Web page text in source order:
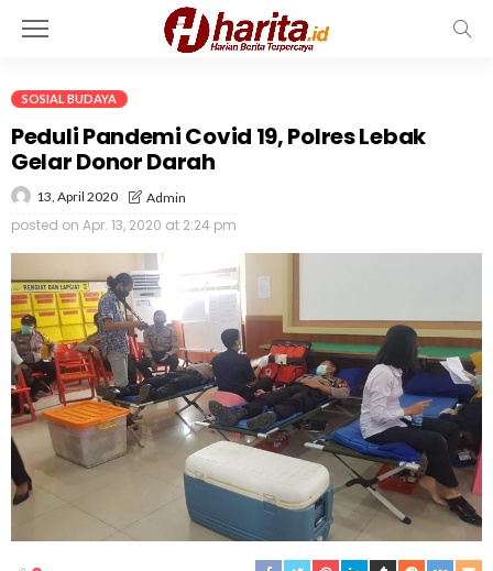
SOSIAL BUDAYA
Peduli Pandemi Covid 19, Polres Lebak
Gelar Donor Darah
13, April 2020 Admin
posted on Apr. 13, 2020 at 2:24 pm